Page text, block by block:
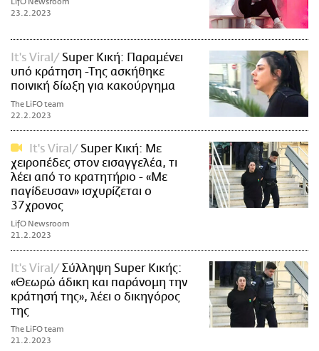
23.2.2023
It's Viral
Super Κική: Παραμένει
υπό κράτηση -Της ασκήθηκε
ποινική δίωξη για κακούργημα
The LiFO team
22.2.2023
It's Viral
Super Κική: Με
χειροπέδες στον εισαγγελέα, τι
λέει από το κρατητήριο - «Με
παγίδευσαν» ισχυρίζεται ο
37χρονος
LifO Newsroom
21.2.2023
It's Viral
Σύλληψη Super Κικής:
«Θεωρώ άδικη και παράνομη την
κράτησή της», λέει ο δικηγόρος
της
The LiFO team
21.2.2023